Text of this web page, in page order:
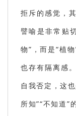
拒斥的感觉，
譬喻是非常贴
物”，而是“植
也存有隔离感
自我否定，这
所知”“不知道”